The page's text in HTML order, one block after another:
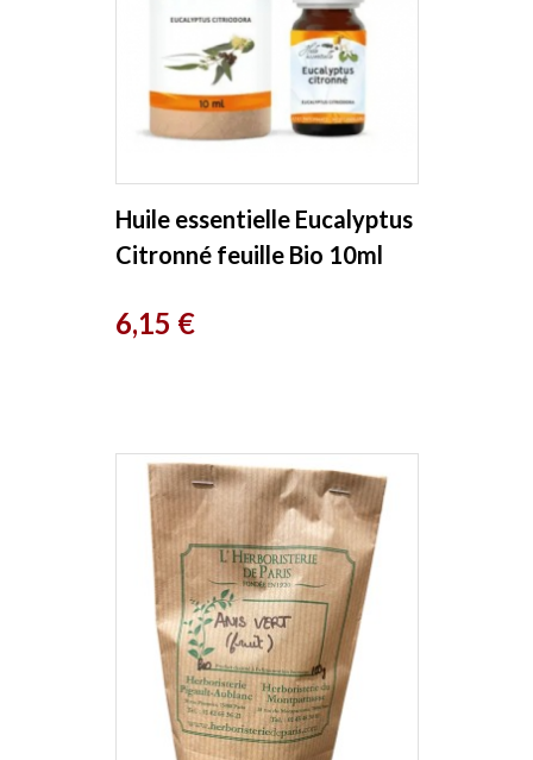
Huile essentielle Eucalyptus
Citronné feuille Bio 10ml
Prix
6,15 €